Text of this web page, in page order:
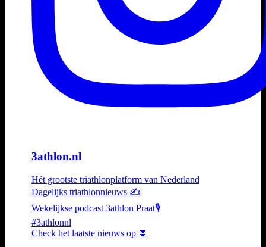
3athlon.nl
Hét grootste triathlonplatform van Nederland
Dagelijks triathlonnieuws ✍️
Wekelijkse podcast 3athlon Praat🎙️
#3athlonnl
Check het laatste nieuws op ⏬